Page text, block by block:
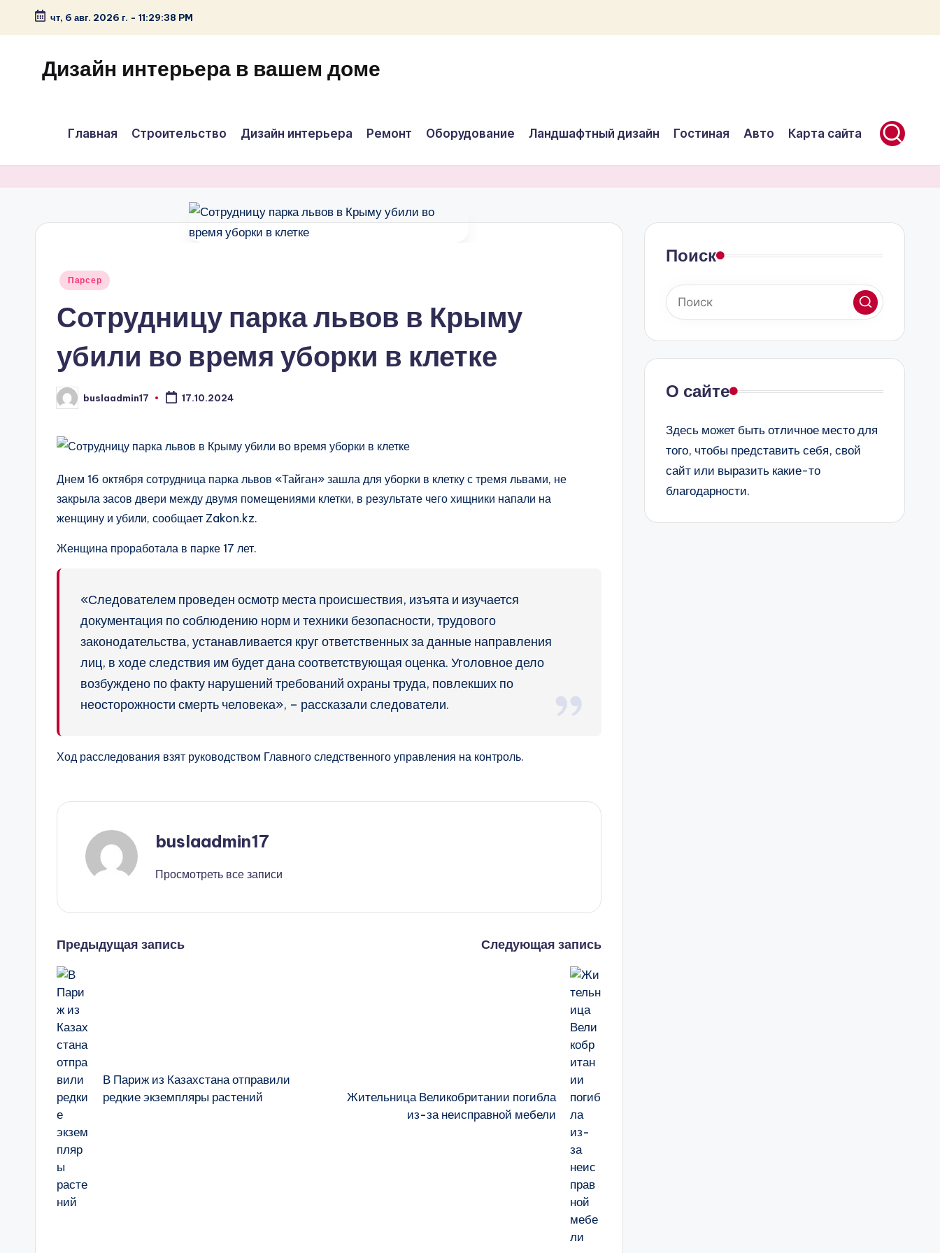
Перейти
содержимому
чт, 6 авг. 2026 г. - 11:29:39 PM
Дизайн интерьера в вашем доме
Главная Строительство Дизайн интерьера Ремонт Оборудование Ландшафтный дизайн Гостиная Авто Карта сайта
Опубликовано
Парсер
Сотрудницу парка львов в Крыму
убили во время уборки в клетке
Запись
от
buslaadmin17 17.10.2024
Днем 16 октября сотрудница парка львов «Тайган» зашла для уборки в клетку с тремя львами, не
закрыла засов двери между двумя помещениями клетки, в результате чего хищники напали на
женщину и убили, сообщает Zakon.kz.
Женщина проработала в парке 17 лет.
«Следователем проведен осмотр места происшествия, изъята и изучается
документация по соблюдению норм и техники безопасности, трудового
законодательства, устанавливается круг ответственных за данные направления
лиц, в ходе следствия им будет дана соответствующая оценка. Уголовное дело
возбуждено по факту нарушений требований охраны труда, повлекших по
неосторожности смерть человека», – рассказали следователи.
Ход расследования взят руководством Главного следственного управления на контроль.
buslaadmin17
Просмотреть все записи
Навигация
записи
Предыдущая запись
В Париж из Казахстана отправили
редкие экземпляры растений
Следующая запись
Жительница Великобритании погибла
из-за неисправной мебели
Поиск
О сайте
Здесь может быть отличное место для
того, чтобы представить себя, свой
сайт или выразить какие-то
благодарности.